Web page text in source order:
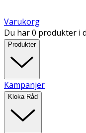
Varukorg
Du har 0 produkter i
Produkter
Kampanjer
Kloka Råd